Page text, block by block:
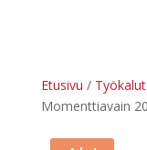
Etusivu / Työkalut
Momenttiavain